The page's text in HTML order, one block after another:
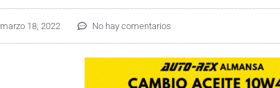
marzo 18, 2022 No hay comentarios